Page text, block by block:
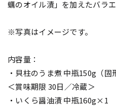
蠣のオイル漬」を加えたバラ
※写真はイメージです。
内容量：
・貝柱のうま煮 中瓶150g（
＜賞味期限 30日／冷蔵＞
・いくら醤油漬 中瓶160g×1